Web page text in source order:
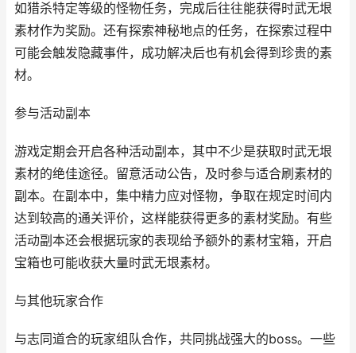
如猎杀特定等级的怪物任务，完成后往往能获得时武无垠
素材作为奖励。还有探索神秘地点的任务，在探索过程中
可能会触发隐藏事件，成功解决后也有机会得到珍贵的素
材。
参与活动副本
游戏定期会开启各种活动副本，其中不少是获取时武无垠
素材的绝佳途径。留意活动公告，及时参与适合刷素材的
副本。在副本中，集中精力应对怪物，争取在规定时间内
达到较高的通关评价，这样能获得更多的素材奖励。有些
活动副本还会根据玩家的表现给予额外的素材宝箱，开启
宝箱也可能收获大量时武无垠素材。
与其他玩家合作
与志同道合的玩家组队合作，共同挑战强大的boss。一些